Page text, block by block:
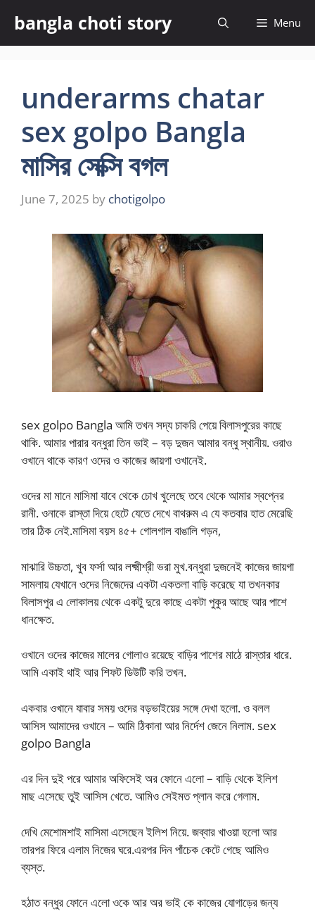
content
bangla choti story Menu
underarms chatar
sex golpo Bangla
মাসির সেক্সি বগল
June 7, 2025 by chotigolpo
sex golpo Bangla আমি তখন সদ্য চাকরি পেয়ে বিলাসপুরের কাছে
থাকি. আমার পারার বন্ধুরা তিন ভাই – বড় দুজন আমার বন্ধু স্থানীয়. ওরাও
ওখানে থাকে কারণ ওদের ও কাজের জায়গা ওখানেই.
ওদের মা মানে মাসিমা যাবে থেকে চোখ খুলেছে তবে থেকে আমার স্বপ্নের
রানী. ওনাকে রাস্তা দিয়ে হেটে যেতে দেখে বাথরুম এ যে কতবার হাত মেরেছি
তার ঠিক নেই.মাসিমা বয়স ৪৫+ গোলগাল বাঙালি গড়ন,
মাঝারি উচ্চতা, খুব ফর্সা আর লক্ষ্মীশ্রী ভরা মুখ.বন্ধুরা দুজনেই কাজের জায়গা
সামলায় যেখানে ওদের নিজেদের একটা একতলা বাড়ি করেছে যা তখনকার
বিলাসপুর এ লোকালয় থেকে একটু দুরে কাছে একটা পুকুর আছে আর পাশে
ধানক্ষেত.
ওখানে ওদের কাজের মালের গোলাও রয়েছে বাড়ির পাশের মাঠে রাস্তার ধারে.
আমি একাই থাই আর শিফট ডিউটি করি তখন.
একবার ওখানে যাবার সময় ওদের বড়ভাইয়ের সঙ্গে দেখা হলো. ও বলল
আসিস আমাদের ওখানে – আমি ঠিকানা আর নির্দেশ জেনে নিলাম. sex
golpo Bangla
এর দিন দুই পরে আমার অফিসেই অর ফোনে এলো – বাড়ি থেকে ইলিশ
মাছ এসেছে তুই আসিস খেতে. আমিও সেইমত প্লান করে গেলাম.
দেখি মেশোমশাই মাসিমা এসেছেন ইলিশ নিয়ে. জব্বার খাওয়া হলো আর
তারপর ফিরে এলাম নিজের ঘরে.এরপর দিন পাঁচেক কেটে গেছে আমিও
ব্যস্ত.
হঠাত বন্ধুর ফোনে এলো ওকে আর অর ভাই কে কাজের যোগাড়ের জন্য